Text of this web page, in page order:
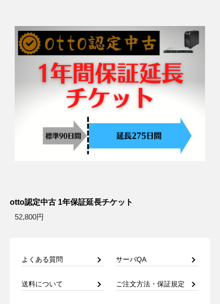
otto認定中古 1年保証延長チケット
52,800円
よくある質問 サーバQA
送料について ご注文方法・保証規定